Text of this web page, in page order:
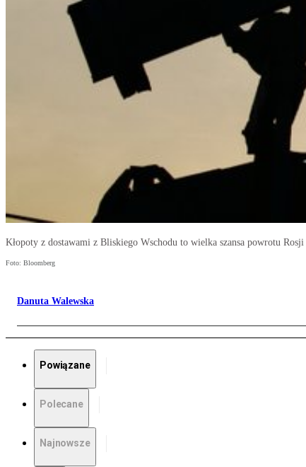
Kłopoty z dostawami z Bliskiego Wschodu to wielka szansa powrotu
Foto: Bloomberg
Danuta Walewska
Powiązane
Polecane
Najnowsze